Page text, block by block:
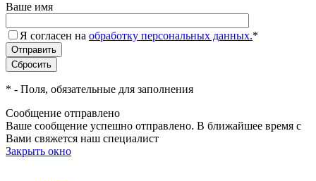
Ваше имя
Я согласен на обработку персональных данных.*
* - Поля, обязательные для заполнения
Сообщение отправлено
Ваше сообщение успешно отправлено. В ближайшее время с
Вами свяжется наш специалист
Закрыть окно